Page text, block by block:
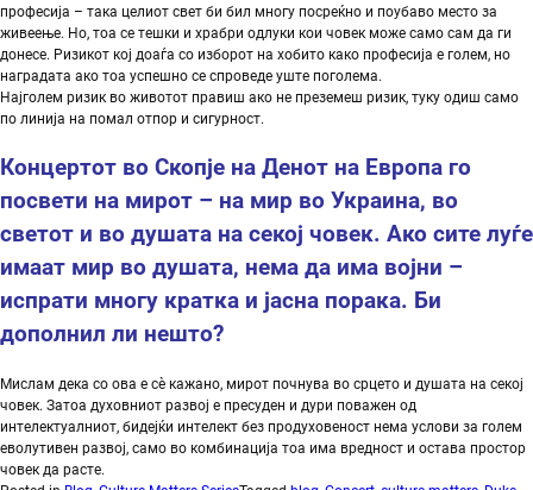
професија – така целиот свет би бил многу посреќно и поубаво место за
живеење. Но, тоа се тешки и храбри одлуки кои човек може само сам да ги
донесе. Ризикот кој доаѓа со изборот на хобито како професија е голем, но
наградата ако тоа успешно се спроведе уште поголема.
Најголем ризик во животот правиш ако не преземеш ризик, туку одиш само
по линија на помал отпор и сигурност.
Концертот во Скопје на Денот на Европа го
посвети на мирот – на мир во Украина, во
светот и во душата на секој човек. Ако сите луѓе
имаат мир во душата, нема да има војни –
испрати многу кратка и јасна порака. Би
дополнил ли нешто?
Мислам дека со ова е сè кажано, мирот почнува во срцето и душата на секој
човек. Затоа духовниот развој е пресуден и дури поважен од
интелектуалниот, бидејќи интелект без продуховеност нема услови за голем
еволутивен развој, само во комбинација тоа има вредност и остава простор
човек да расте.